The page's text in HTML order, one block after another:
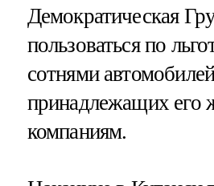
Демократическая
пользоваться по
сотнями
принадлежащих его
компаниям.